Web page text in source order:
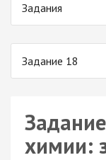
Задания
Задание 18
химии: